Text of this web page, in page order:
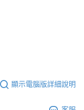
顯示電腦版詳細說明